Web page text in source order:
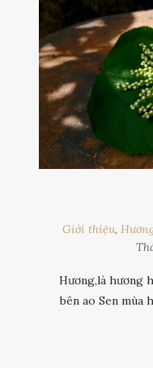
Giới thiệu,
Hương,là hương
bên ao Sen mùa